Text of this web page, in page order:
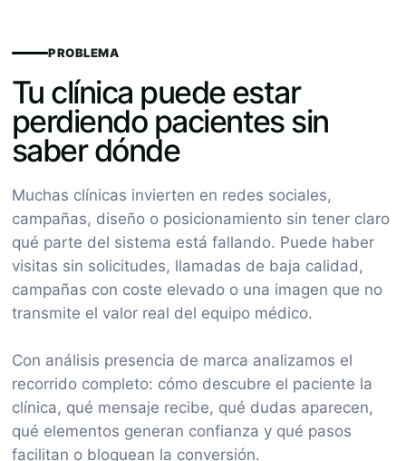
PROBLEMA
Tu clínica puede estar
perdiendo pacientes sin
saber dónde
Muchas clínicas invierten en redes sociales,
campañas, diseño o posicionamiento sin tener claro
qué parte del sistema está fallando. Puede haber
visitas sin solicitudes, llamadas de baja calidad,
campañas con coste elevado o una imagen que no
transmite el valor real del equipo médico.
Con análisis presencia de marca analizamos el
recorrido completo: cómo descubre el paciente la
clínica, qué mensaje recibe, qué dudas aparecen,
qué elementos generan confianza y qué pasos
facilitan o bloquean la conversión.